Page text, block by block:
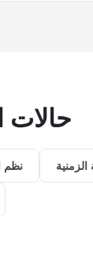
حالات
نظم الزمنية